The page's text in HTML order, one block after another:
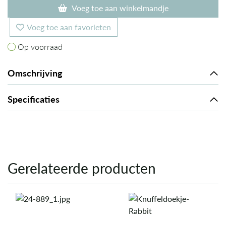
Voeg toe aan winkelmandje
Voeg toe aan favorieten
Op voorraad
Op voorraad
Omschrijving
Specificaties
Gerelateerde producten